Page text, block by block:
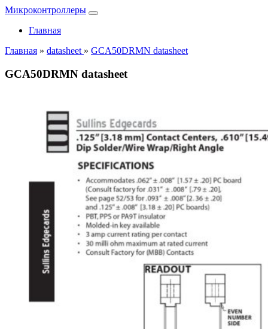
Микроконтроллеры
Главная
Главная » datasheet » GCA50DRMN datasheet
GCA50DRMN datasheet